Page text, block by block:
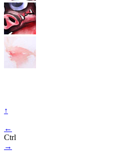
↑
←
Ctrl
→